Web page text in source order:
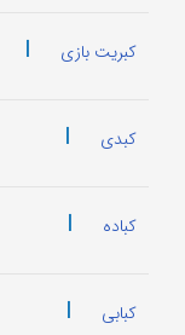
کبریت بازی |
کبدی |
کباده |
کبابی |